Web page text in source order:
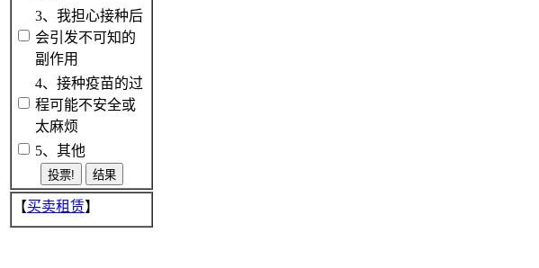
3、我担心接种后
会引发不可知的
副作用
4、接种疫苗的过
程可能不安全或
太麻烦
5、其他
【买卖租赁】